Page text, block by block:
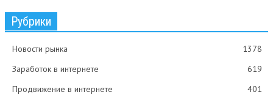
Рубрики
Новости рынка
1378
Заработок в интернете
619
Продвижение в интернете
401